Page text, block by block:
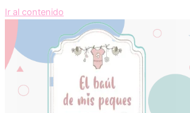
Ir al contenido